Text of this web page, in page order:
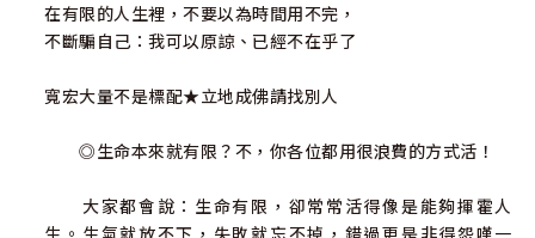
在有限的人生裡，不要以為時間用不完，
不斷騙自己：我可以原諒、已經不在乎了
寬宏大量不是標配★立地成佛請找別人
◎生命本來就有限？不，你各位都用很浪費的方式活！
大家都會說：生命有限，卻常常活得像是能夠揮霍人